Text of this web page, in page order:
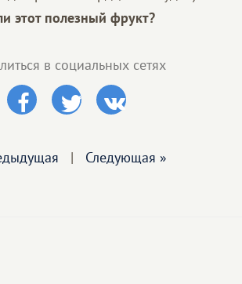
этот полезный фрукт?
в социальных сетях
| Следующая »